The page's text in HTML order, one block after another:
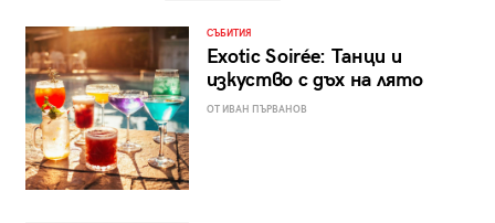
СЪБИТИЯ
Exotic Soirée: Танци и
изкуство с дъх на лято
ОТ ИВАН ПЪРВАНОВ